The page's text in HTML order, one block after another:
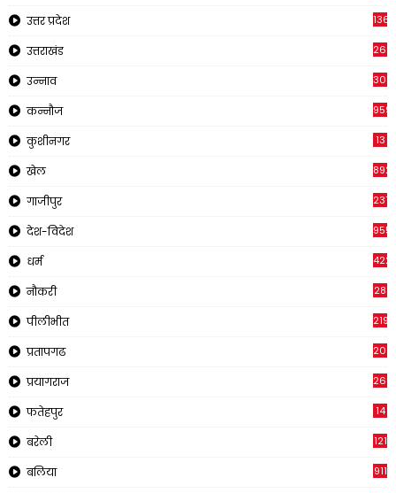
उत्तर प्रदेश 1368
उत्तराखंड
उन्नाव 308
कन्नौज 959
कुशीनगर 13
खेल 892
गाजीपुर 237
देश-विदेश 955
धर्म 422
नौकरी 28
पीलीभीत 2195
प्रतापगढ
प्रयागराज 269
फतेहपुर 14
बरेली 121
बलिया 911